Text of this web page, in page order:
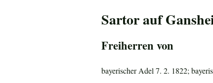
Sartor auf
Freiherren von
bayerischer Adel 7. 2. 1822;